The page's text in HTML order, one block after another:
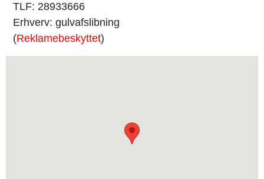
TLF: 28933666
Erhverv: gulvafslibning
(Reklamebeskyttet)